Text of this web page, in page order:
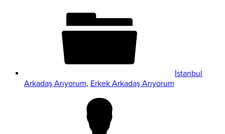
İstanbul
Arkadaş Arıyorum, Erkek Arkadaş Arıyorum